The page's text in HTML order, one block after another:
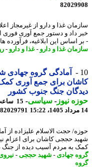
داد و دستور جمع آوری فوری این
اساس این ابلاغیه، فرآورده های
غذا و دارو - غذا و دارو - روغن
آمادگی گروه جهادی
برای جمع آوری کمک
جنگ جنوب کشور
نیوز-سیاسی-
15 ساعت
82029791
حجت الاسلام علیزاده از
حججی کاشان برای اعزام
به مردم آسیب دیده از جنگ در
جهادی-شهید حججی-نیروی